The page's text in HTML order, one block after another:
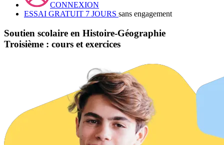
CONNEXION
ESSAI GRATUIT 7 JOURS sans engagement
Soutien scolaire en Histoire-Géographie
Troisième : cours et exercices